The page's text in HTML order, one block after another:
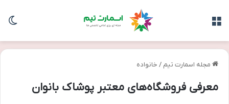
مجله اسمارت تیم / خانواده
معرفی فروشگاه‌های معتبر پوشاک بانوان